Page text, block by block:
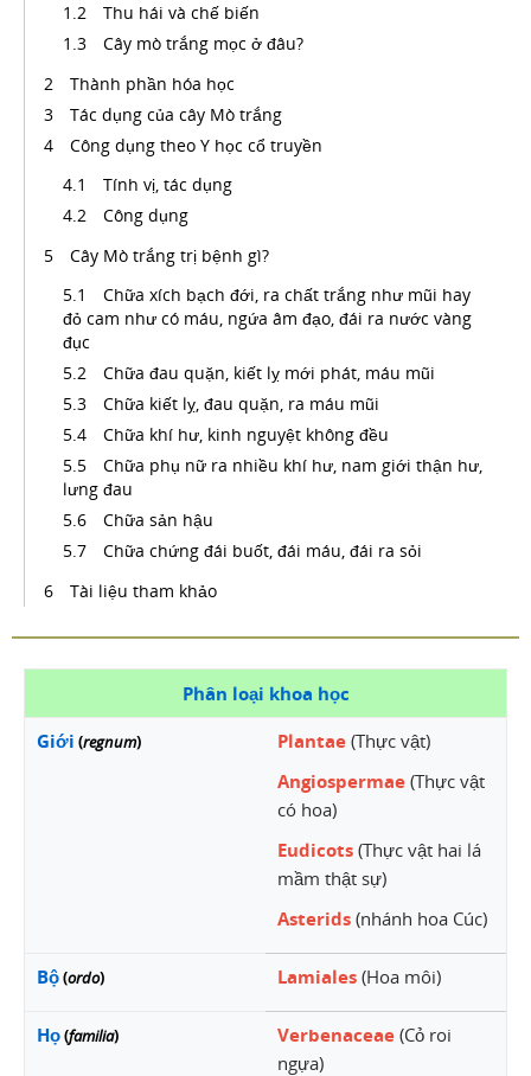
Thu hái và chế biến
Cây mò trắng mọc ở đâu?
Thành phần hóa học
Tác dụng của cây Mò trắng
Công dụng theo Y học cổ truyền
Tính vị, tác dụng
Công dụng
Cây Mò trắng trị bệnh gì?
Chữa xích bạch đới, ra chất trắng như mũi hay
đỏ cam như có máu, ngứa âm đạo, đái ra nước vàng
đục
Chữa đau quặn, kiết lỵ mới phát, máu mũi
Chữa kiết lỵ, đau quặn, ra máu mũi
Chữa khí hư, kinh nguyệt không đều
Chữa phụ nữ ra nhiều khí hư, nam giới thận hư,
lưng đau
Chữa sản hậu
Chữa chứng đái buốt, đái máu, đái ra sỏi
Tài liệu tham khảo
Phân loại khoa học
Giới (regnum) Plantae (Thực vật)
Angiospermae (Thực vật
có hoa)
Eudicots (Thực vật hai lá
mầm thật sự)
Asterids (nhánh hoa Cúc)
Bộ(ordo) Lamiales (Hoa môi)
Họ(familia) Verbenaceae (Cỏ roi
ngựa)